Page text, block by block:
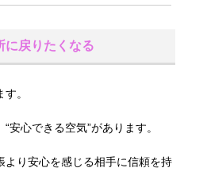
に戻りたくなる
。
安心できる空気”があります。
より安心を感じる相手に信頼を持